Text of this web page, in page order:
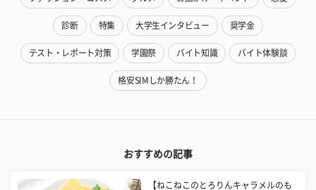
診断 特集 大学生インタビュー 奨学金
テスト・レポート対策 学園祭 バイト知識 バイト体験談
格安SIMしか勝たん！
おすすめの記事
【ねこねこのとろりんキャラメルのも